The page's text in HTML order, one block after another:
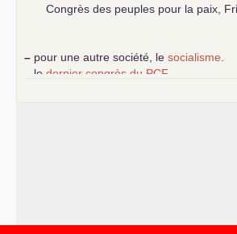
Congrès des peuples pour la paix,
– pour une autre société, le socialisme
le dernier congrès du PCF